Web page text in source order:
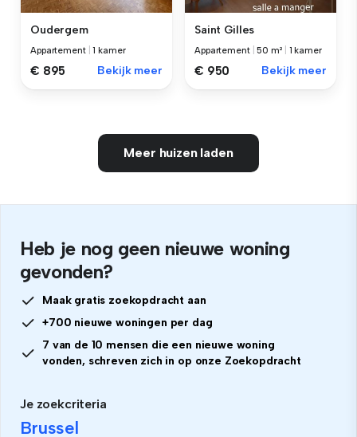
Oudergem
Appartement |1 kamer
€ 895 Bekijk meer
Saint Gilles
Appartement |50 m² 1 kamer
€ 950 Bekijk meer
Meer huizen laden
Heb je nog geen nieuwe woning
gevonden?
Maak gratis zoekopdracht aan
+700 nieuwe woningen per dag
7 van de 10 mensen die een nieuwe woning
vonden, schreven zich in op onze Zoekopdracht
Je zoekcriteria
Brussel